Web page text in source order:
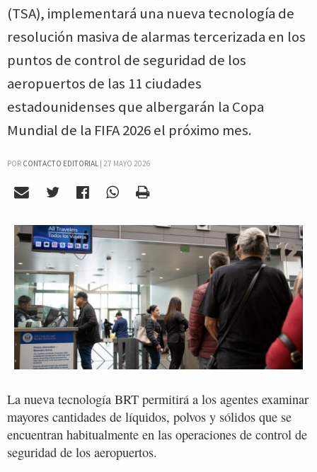
(TSA), implementará una nueva tecnología de
resolución masiva de alarmas tercerizada en los
puntos de control de seguridad de los
aeropuertos de las 11 ciudades
estadounidenses que albergarán la Copa
Mundial de la FIFA 2026 el próximo mes.
POR CONTACTO EDITORIAL| 27 MAYO 2026
La nueva tecnología BRT permitirá a los agentes examinar
mayores cantidades de líquidos, polvos y sólidos que se
encuentran habitualmente en las operaciones de control de
seguridad de los aeropuertos.